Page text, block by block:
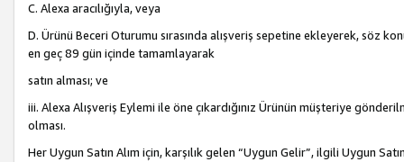
C. Alexa aracılığıyla, veya
D. Ürünü Beceri Oturumu sırasında alışveriş sepetine ekleyerek, söz
en geç 89 gün içinde tamamlayarak
satın alması; ve
iii. Alexa Alışveriş Eylemi ile öne çıkardığınız Ürünün müşteriye
olması.
Her Uygun Satın Alım için, karşılık gelen “Uygun Gelir”, ilgili Uygun